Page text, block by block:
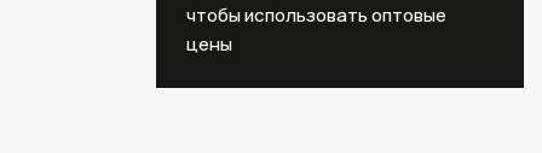
чтобы использовать оптовые
цены